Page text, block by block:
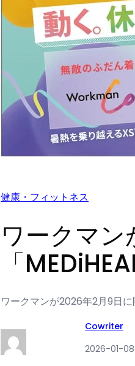
健康・フィットネス
ワークマ
「
ワークマンが2026年2月9日
Cowriter
2026-01-08·